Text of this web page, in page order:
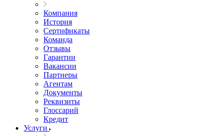
Компания
История
Сертификаты
Команда
Отзывы
Гарантии
Вакансии
Партнеры
Агентам
Документы
Реквизиты
Глоссарий
Кредит
Услуги